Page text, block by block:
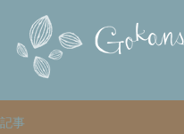
記事